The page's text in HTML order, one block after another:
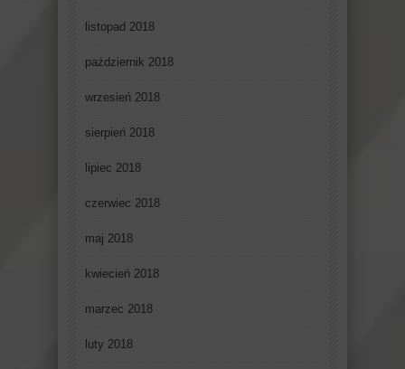
listopad 2018
październik 2018
wrzesień 2018
sierpień 2018
lipiec 2018
czerwiec 2018
maj 2018
kwiecień 2018
marzec 2018
luty 2018